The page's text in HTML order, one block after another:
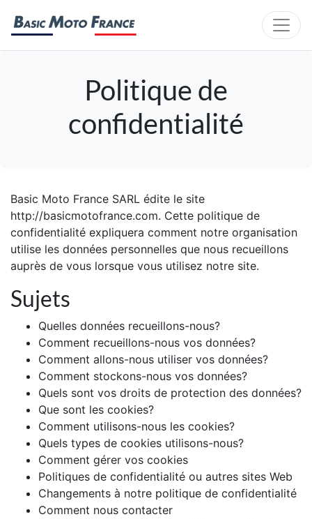
Politique de
confidentialité
Basic Moto France SARL édite le site
http://basicmotofrance.com. Cette politique de
confidentialité expliquera comment notre organisation
utilise les données personnelles que nous recueillons
auprès de vous lorsque vous utilisez notre site.
Sujets
Quelles données recueillons-nous?
Comment recueillons-nous vos données?
Comment allons-nous utiliser vos données?
Comment stockons-nous vos données?
Quels sont vos droits de protection des données?
Que sont les cookies?
Comment utilisons-nous les cookies?
Quels types de cookies utilisons-nous?
Comment gérer vos cookies
Politiques de confidentialité ou autres sites Web
Changements à notre politique de confidentialité
Comment nous contacter